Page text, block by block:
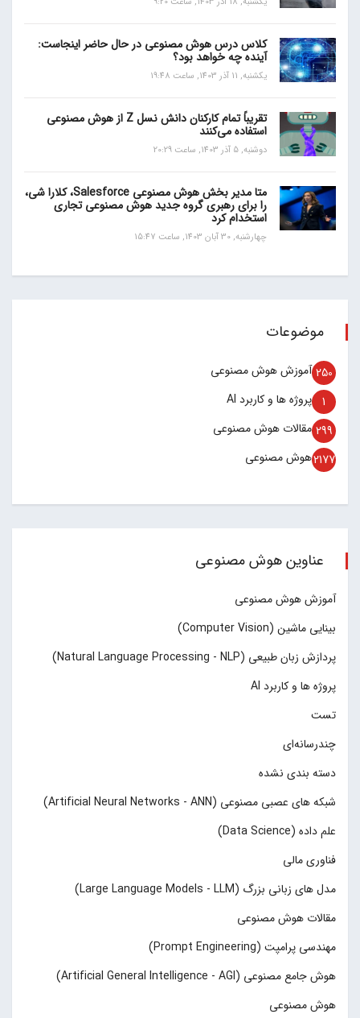
کلاس درس هوش مصنوعی در حال حاضر اینجاست:
آینده چه خواهد بود؟
یکشنبه, 11 آذر 1403, ساعت 19:48
تقریباً تمام کارکنان دانش نسل Z از هوش مصنوعی
استفاده می‌کنند
دوشنبه, 5 آذر 1403, ساعت 20:29
متا مدیر بخش هوش مصنوعی Salesforce، کلارا شی،
را برای رهبری گروه جدید هوش مصنوعی تجاری
استخدام کرد
چهارشنبه, 30 آبان 1403, ساعت 15:47
موضوعات
آموزش هوش مصنوعی 250
پروژه ها و کاربرد AI 1
مقالات هوش مصنوعی 299
هوش مصنوعی2177
عناوین هوش مصنوعی
آموزش هوش مصنوعی
بینایی ماشین (Computer Vision)
پردازش زبان طبیعی (Natural Language Processing - NLP)
پروژه ها و کاربرد AI
تست
چند‌‌رسانه‌ای
دسته بندی نشده
شبکه های عصبی مصنوعی (Artificial Neural Networks - ANN)
علم داده (Data Science)
فناوری مالی
مدل های زبانی بزرگ (Large Language Models - LLM)
مقالات هوش مصنوعی
مهندسی پرامپت (Prompt Engineering)
هوش جامع مصنوعی (Artificial General Intelligence - AGI)
هوش مصنوعی